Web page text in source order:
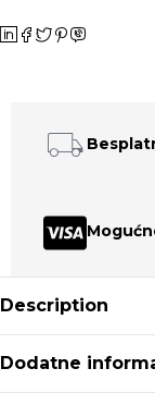
Description
Dodatne